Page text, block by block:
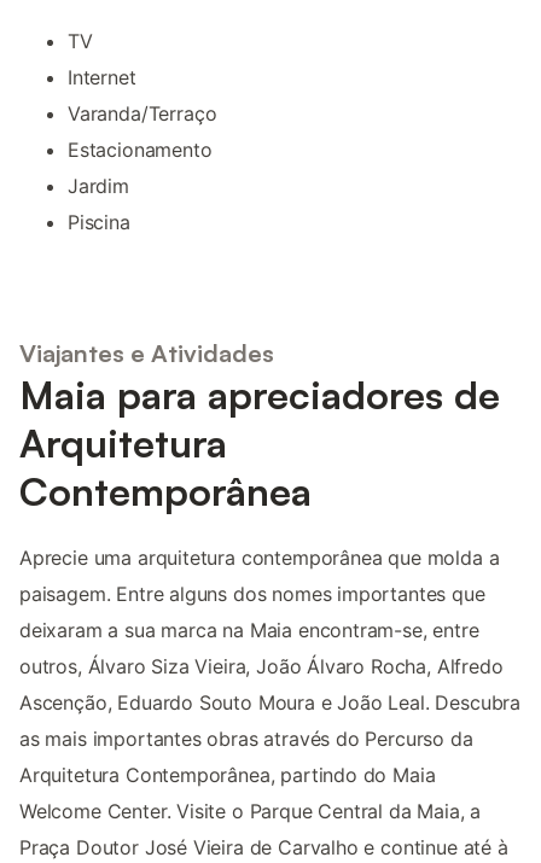
TV
Internet
Varanda/Terraço
Estacionamento
Jardim
Piscina
Viajantes e Atividades
Maia para apreciadores de
Arquitetura
Contemporânea
Aprecie uma arquitetura contemporânea que molda a
paisagem. Entre alguns dos nomes importantes que
deixaram a sua marca na Maia encontram-se, entre
outros, Álvaro Siza Vieira, João Álvaro Rocha, Alfredo
Ascenção, Eduardo Souto Moura e João Leal. Descubra
as mais importantes obras através do Percurso da
Arquitetura Contemporânea, partindo do Maia
Welcome Center. Visite o Parque Central da Maia, a
Praça Doutor José Vieira de Carvalho e continue até à